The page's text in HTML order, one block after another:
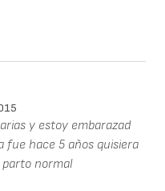
y estoy embarazad
fue hace 5 años quisiera
parto normal